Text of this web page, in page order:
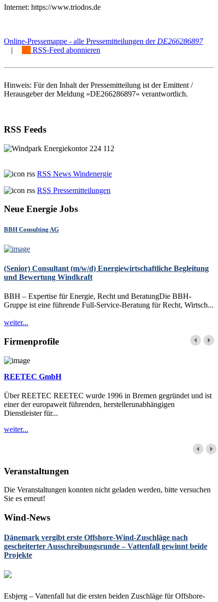
Internet: https://www.triodos.de
Online-Pressemappe - alle Pressemitteilungen der DE266286897
|
RSS-Feed abonnieren
Hinweis: Für den Inhalt der Pressemitteilung ist der Emittent /
Herausgeber der Meldung »DE266286897« verantwortlich.
RSS Feeds
RSS News Windenergie
RSS Pressemitteilungen
Neue Energie Jobs
BBH Consulting AG
(Senior) Consultant (m/w/d) Energiewirtschaftliche Begleitung
und Bewertung Windkraft
BBH – Expertise für Energie, Recht und BeratungDie BBH-
Gruppe ist eine führende Full-Service-Beratung für Recht, Wirtsch...
weiter...
Firmenprofile
REETEC GmbH
Über REETEC REETEC wurde 1996 in Bremen gegründet und ist
einer der europaweit führenden, herstellerunabhängigen
Dienstleister für...
weiter...
Veranstaltungen
Die Veranstaltungen konnten nicht geladen werden, bitte versuchen
Sie es erneut!
Wind-News
Dänemark vergibt erste Offshore-Wind-Zuschläge nach
gescheiterter Ausschreibungsrunde – Vattenfall gewinnt beide
Projekte
Esbjerg – Vattenfall hat die ersten beiden Zuschläge für Offshore-